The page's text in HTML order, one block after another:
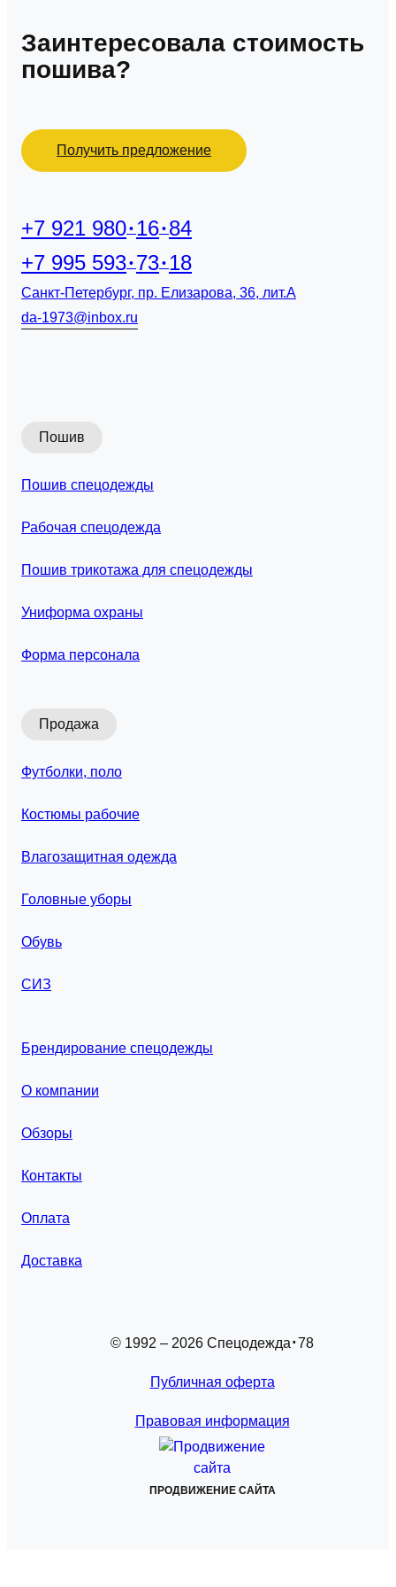
Заинтересовала стоимость
пошива?
Получить предложение
+7 921 980 16 84
+7 995 593 73 18
Санкт-Петербург, пр. Елизарова, 36, лит.А
da-1973@inbox.ru
Пошив
Пошив спецодежды
Рабочая спецодежда
Пошив трикотажа для спецодежды
Униформа охраны
Форма персонала
Продажа
Футболки, поло
Костюмы рабочие
Влагозащитная одежда
Головные уборы
Обувь
СИЗ
Брендирование спецодежды
О компании
Обзоры
Контакты
Оплата
Доставка
© 1992 – 2026 Спецодежда 78
Публичная оферта
Правовая информация
ПРОДВИЖЕНИЕ САЙТА